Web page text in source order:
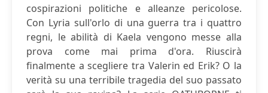
cospirazioni politiche e alleanze pericolose.
Con Lyria sull'orlo di una guerra tra i quattro
regni, le abilità di Kaela vengono messe alla
prova come mai prima d'ora. Riuscirà
finalmente a scegliere tra Valerin ed Erik? O la
verità su una terribile tragedia del suo passato